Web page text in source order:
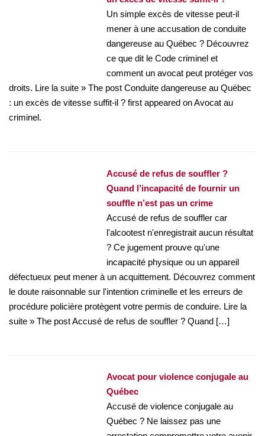
Un simple excès de vitesse peut-il
mener à une accusation de conduite
dangereuse au Québec ? Découvrez
ce que dit le Code criminel et
comment un avocat peut protéger vos
droits. Lire la suite » The post Conduite dangereuse au Québec
: un excès de vitesse suffit-il ? first appeared on Avocat au
criminel.
Accusé de refus de souffler ?
Quand l’incapacité de fournir un
souffle n’est pas un crime
Accusé de refus de souffler car
l'alcootest n'enregistrait aucun résultat
? Ce jugement prouve qu'une
incapacité physique ou un appareil
défectueux peut mener à un acquittement. Découvrez comment
le doute raisonnable sur l'intention criminelle et les erreurs de
procédure policière protègent votre permis de conduire. Lire la
suite » The post Accusé de refus de souffler ? Quand […]
Avocat pour violence conjugale au
Québec
Accusé de violence conjugale au
Québec ? Ne laissez pas une